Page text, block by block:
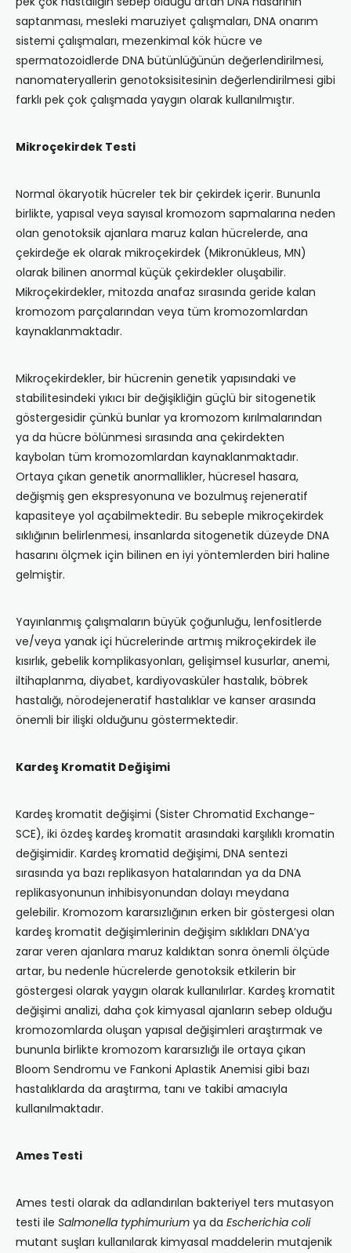
saptanması, mesleki maruziyet çalışmaları, DNA onarım
sistemi çalışmaları, mezenkimal kök hücre ve
spermatozoidlerde DNA bütünlüğünün değerlendirilmesi,
nanomateryallerin genotoksisitesinin değerlendirilmesi gibi
farklı pek çok çalışmada yaygın olarak kullanılmıştır.
Mikroçekirdek Testi
Normal ökaryotik hücreler tek bir çekirdek içerir. Bununla
birlikte, yapısal veya sayısal kromozom sapmalarına neden
olan genotoksik ajanlara maruz kalan hücrelerde, ana
çekirdeğe ek olarak mikroçekirdek (Mikronükleus, MN)
olarak bilinen anormal küçük çekirdekler oluşabilir.
Mikroçekirdekler, mitozda anafaz sırasında geride kalan
kromozom parçalarından veya tüm kromozomlardan
kaynaklanmaktadır.
Mikroçekirdekler, bir hücrenin genetik yapısındaki ve
stabilitesindeki yıkıcı bir değişikliğin güçlü bir sitogenetik
göstergesidir çünkü bunlar ya kromozom kırılmalarından
ya da hücre bölünmesi sırasında ana çekirdekten
kaybolan tüm kromozomlardan kaynaklanmaktadır.
Ortaya çıkan genetik anormallikler, hücresel hasara,
değişmiş gen ekspresyonuna ve bozulmuş rejeneratif
kapasiteye yol açabilmektedir. Bu sebeple mikroçekirdek
sıklığının belirlenmesi, insanlarda sitogenetik düzeyde DNA
hasarını ölçmek için bilinen en iyi yöntemlerden biri haline
gelmiştir.
Yayınlanmış çalışmaların büyük çoğunluğu, lenfositlerde
ve/veya yanak içi hücrelerinde artmış mikroçekirdek ile
kısırlık, gebelik komplikasyonları, gelişimsel kusurlar, anemi,
iltihaplanma, diyabet, kardiyovasküler hastalık, böbrek
hastalığı, nörodejeneratif hastalıklar ve kanser arasında
önemli bir ilişki olduğunu göstermektedir.
Kardeş Kromatit Değişimi
Kardeş kromatit değişimi (Sister Chromatid Exchange-
SCE), iki özdeş kardeş kromatit arasındaki karşılıklı kromatin
değişimidir. Kardeş kromatid değişimi, DNA sentezi
sırasında ya bazı replikasyon hatalarından ya da DNA
replikasyonunun inhibisyonundan dolayı meydana
gelebilir. Kromozom kararsızlığının erken bir göstergesi olan
kardeş kromatit değişimlerinin değişim sıklıkları DNA’ya
zarar veren ajanlara maruz kaldıktan sonra önemli ölçüde
artar, bu nedenle hücrelerde genotoksik etkilerin bir
göstergesi olarak yaygın olarak kullanılırlar. Kardeş kromatit
değişimi analizi, daha çok kimyasal ajanların sebep olduğu
kromozomlarda oluşan yapısal değişimleri araştırmak ve
bununla birlikte kromozom kararsızlığı ile ortaya çıkan
Bloom Sendromu ve Fankoni Aplastik Anemisi gibi bazı
hastalıklarda da araştırma, tanı ve takibi amacıyla
kullanılmaktadır.
Ames Testi
Ames testi olarak da adlandırılan bakteriyel ters mutasyon
testi ile Salmonella typhimurium ya da Escherichia coli
mutant suşları kullanılarak kimyasal maddelerin mutajenik